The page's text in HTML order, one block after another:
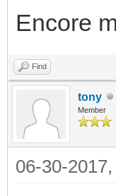
Encore
Find
tony
Member
06-30-